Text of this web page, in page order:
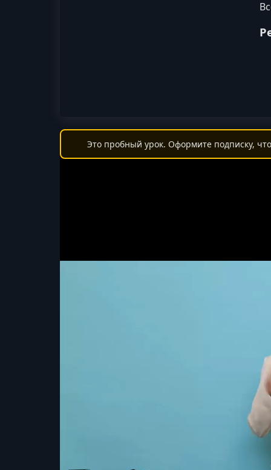
Это пробный урок. Оформите подписку,